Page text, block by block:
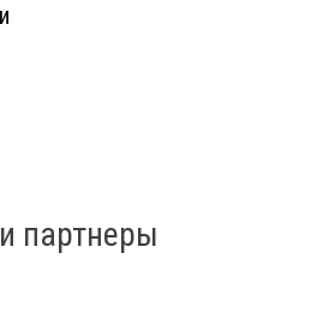
партнеры